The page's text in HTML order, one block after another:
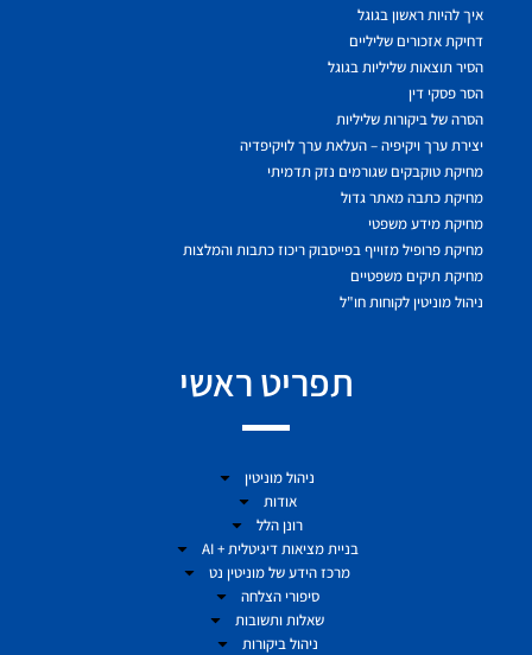
איך להיות ראשון בגוגל
דחיקת אזכורים שליליים
הסיר תוצאות שליליות בגוגל
הסר פסקי דין
הסרה של ביקורות שליליות
יצירת ערך ויקיפיה – העלאת ערך לויקיפדיה
מחיקת טוקבקים שגורמים נזק תדמיתי
מחיקת כתבה מאתר גדול
מחיקת מידע משפטי
מחיקת פרופיל מזוייף בפייסבוק ריכוז כתבות והמלצות
מחיקת תיקים משפטיים
ניהול מוניטין לקוחות חו"ל
תפריט ראשי
ניהול מוניטין
אודות
רונן הלל
בניית מציאות דיגיטלית + AI
מרכז הידע של מוניטין נט
סיפורי הצלחה
שאלות ותשובות
ניהול ביקורות